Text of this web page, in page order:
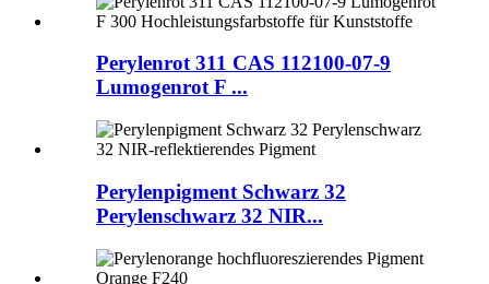
Perylenrot 311 CAS 112100-07-9
Lumogenrot F ...
Perylenpigment Schwarz 32
Perylenschwarz 32 NIR...